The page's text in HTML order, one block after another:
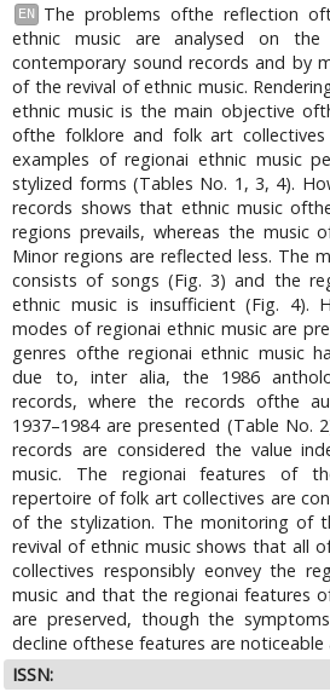
EN
The problems ofthe reflection
ethnic music are analysed on
contemporary sound records and by
of the revival of ethnic music.
ethnic music is the main objective
ofthe folklore and folk art
examples of regionai ethnic music
stylized forms (Tables No. 1, 3, 4).
records shows that ethnic music
regions prevails, whereas the music
Minor regions are reflected less. The
consists of songs (Fig. 3) and the
ethnic music is insufficient (Fig. 4).
modes of regionai ethnic music are
genres ofthe regionai ethnic music
due to, inter alia, the 1986
records, where the records ofthe
1937–1984 are presented (Table No.
records are considered the value
music. The regionai features of
repertoire of folk art collectives are
of the stylization. The monitoring of
revival of ethnic music shows that all
collectives responsibly eonvey the
music and that the regionai features
are preserved, though the
decline ofthese features are noticeable
ISSN: